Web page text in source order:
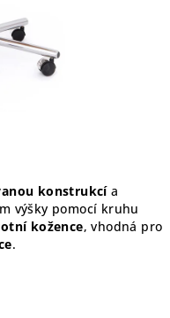
konstrukcía
výšky pomocí kruhu
kožence, vhodná pro
.